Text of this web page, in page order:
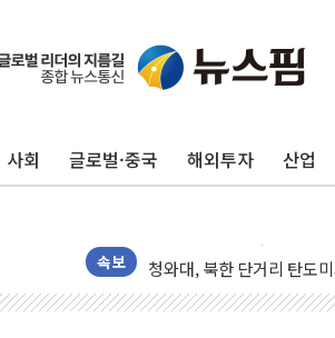
사회 글로벌·중국 해외투자 산업
속보
유럽증시, 견조한 실적 소
리투아니아 국방 "러, 우
뉴욕증시 개장 전 특징주
김정관 장관 "영업이익
청와대, 북한 단거리 탄도
금값 7주 만에 최고…美 고